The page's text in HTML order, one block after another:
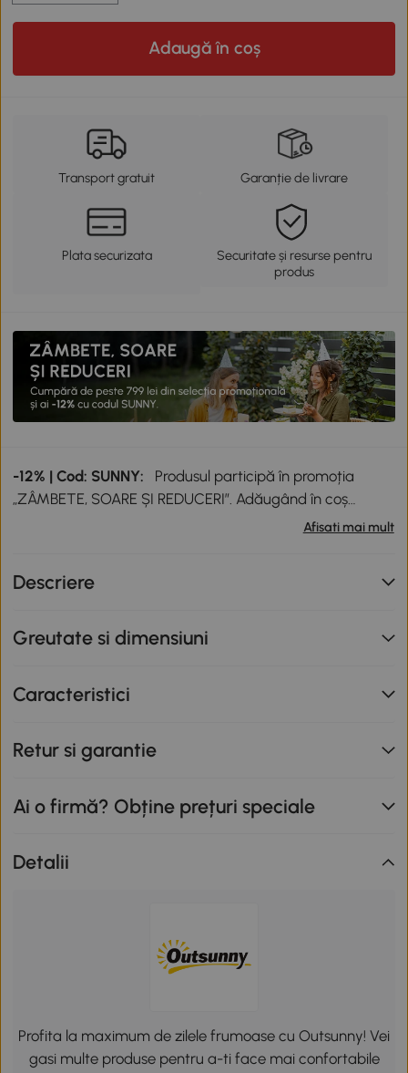
Adaugă în coș
Transport gratuit Garanție de livrare
Plata securizata
Securitate și resurse pentru
produs
-12% | Cod: SUNNY:
Produsul participă în promoția
„ZÂMBETE, SOARE ȘI REDUCERI”. Adăugând în coș
produse participante în valoare totală de peste 799 lei,
valabilă până la data de 12.08.2026.
Afisati mai mult
Descriere
Greutate si dimensiuni
Caracteristici
Retur si garantie
Ai o firmă? Obține prețuri speciale
Detalii
Profita la maximum de zilele frumoase cu Outsunny! Vei
gasi multe produse pentru a-ti face mai confortabile